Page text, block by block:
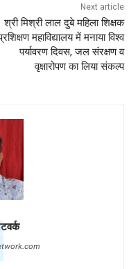
Next article
श्री मिश्री लाल दुबे महिला शिक्षक
महाविद्यालय में मनाया विश्व
पर्यावरण दिवस, जल संरक्षण व
वृक्षारोपण का लिया संकल्प